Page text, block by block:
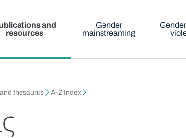
and
resources
Gender
mainstreaming
thesaurus A-Z Index